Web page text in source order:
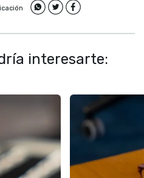
interesarte: